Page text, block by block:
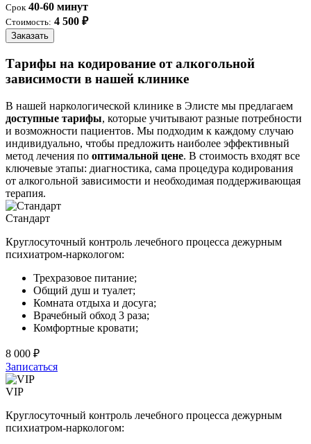
Срок 40-60 минут
Стоимость: 4 500 ₽
Заказать
Тарифы на кодирование от алкогольной
зависимости в нашей клинике
В нашей наркологической клинике в Элисте мы предлагаем
доступные тарифы, которые учитывают разные потребности
и возможности пациентов. Мы подходим к каждому случаю
индивидуально, чтобы предложить наиболее эффективный
метод лечения по оптимальной цене. В стоимость входят все
ключевые этапы: диагностика, сама процедура кодирования
от алкогольной зависимости и необходимая поддерживающая
терапия.
Стандарт
Круглосуточный контроль лечебного процесса дежурным
психиатром-наркологом:
Трехразовое питание;
Общий душ и туалет;
Комната отдыха и досуга;
Врачебный обход 3 раза;
Комфортные кровати;
8 000 ₽
Записаться
VIP
Круглосуточный контроль лечебного процесса дежурным
психиатром-наркологом: